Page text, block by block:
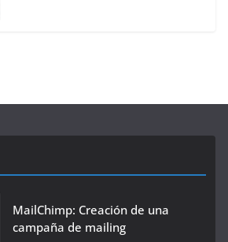
MailChimp: Creación de una
campaña de mailing